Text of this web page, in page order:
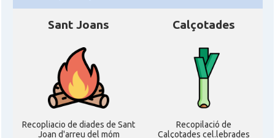
Sant Joans
Recopliacio de diades de Sant
Joan d'arreu del móm
Calçotades
Recopilació de
Calçotades cel.lebrades